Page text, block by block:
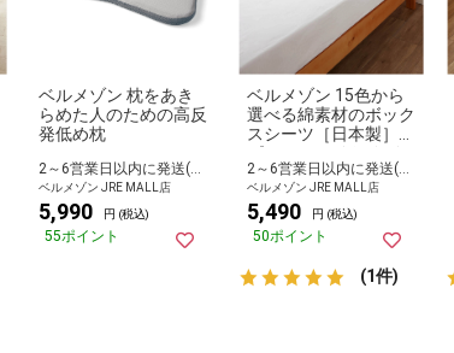
ベルメゾン 枕をあき
らめた人のための高反
発低め枕
2～6営業日以内に発送(長期休暇除く)
ベルメゾン JRE MALL店
5,990 円 (税込)
55ポイント
ベルメゾン 15色から
選べる綿素材のボック
スシーツ［日本製］
ピュアホワイト クイ
ーン
2～6営業日以内に発送(長期休暇除く)
ベルメゾン JRE MALL店
5,490 円 (税込)
50ポイント
(1件)